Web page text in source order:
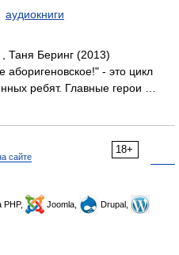
аудиокниги
, Таня Беринг (2013)
аборигеновское!" - это цикл
ребят. Главные герои …
18+
сайте
PHP, Joomla,
Drupal,